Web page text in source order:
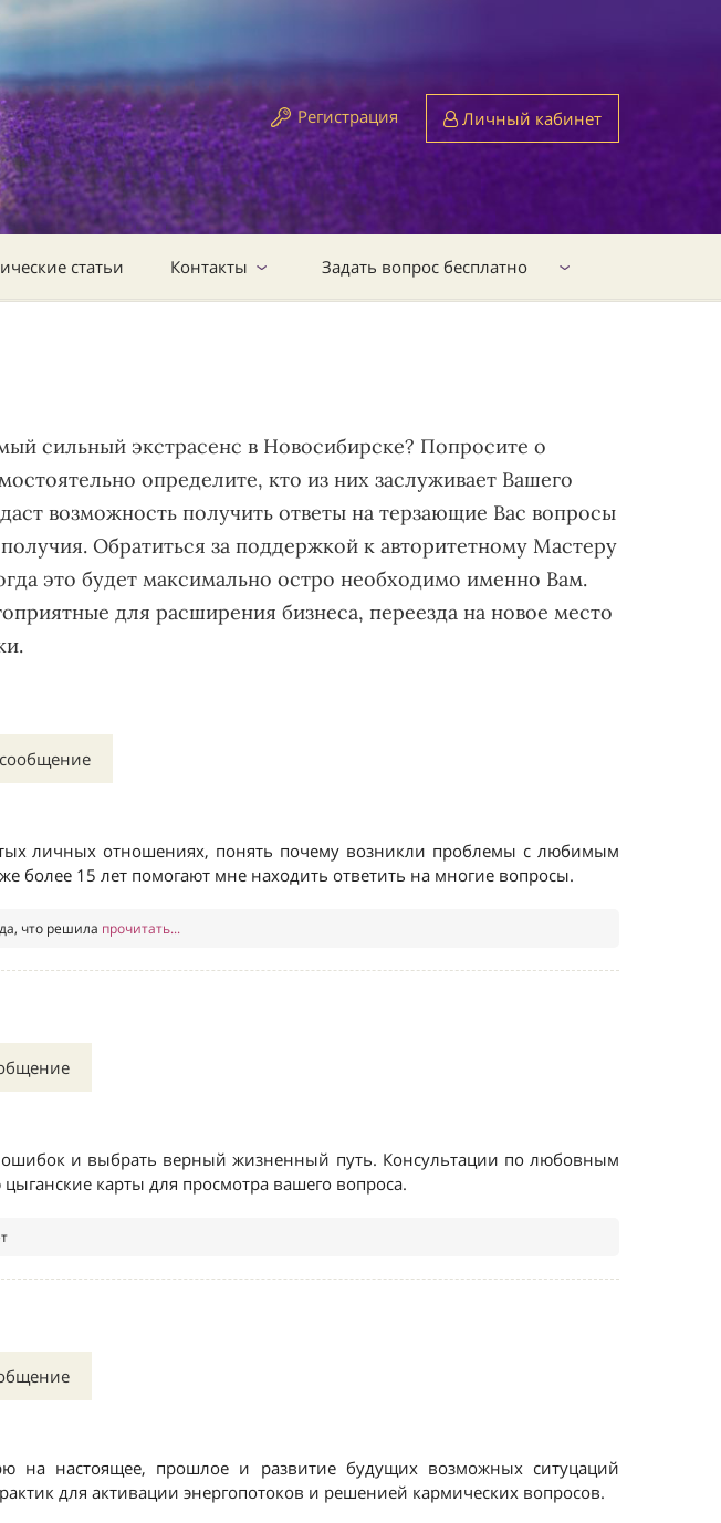
Регистрация Личный кабинет
статьи Контакты Задать вопрос бесплатно
сильный экстрасенс в Новосибирске? Попросите о
определите, кто из них заслуживает Вашего
возможность получить ответы на терзающие Вас вопросы
Обратиться за поддержкой к авторитетному Мастеру
это будет максимально остро необходимо именно Вам.
для расширения бизнеса, переезда на новое место